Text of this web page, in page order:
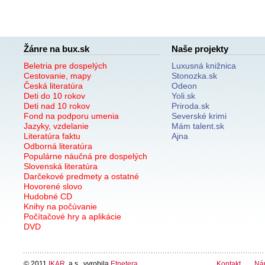
Žánre na bux.sk
Beletria pre dospelých
Cestovanie, mapy
Česká literatúra
Deti do 10 rokov
Deti nad 10 rokov
Fond na podporu umenia
Jazyky, vzdelanie
Literatúra faktu
Odborná literatúra
Populárne náučná pre dospelých
Slovenská literatúra
Darčekové predmety a ostatné
Hovorené slovo
Hudobné CD
Knihy na počúvanie
Počítačové hry a aplikácie
DVD
Naše projekty
Luxusná knižnica
Stonozka.sk
Odeon
Yoli.sk
Priroda.sk
Severské krimi
Mám talent.sk
Ajna